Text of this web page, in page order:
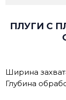
ПЛУГИ С
Ширина
Глубина